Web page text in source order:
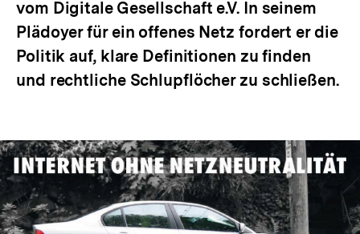
vom Digitale Gesellschaft e.V. In seinem
Plädoyer für ein offenes Netz fordert er die
Politik auf, klare Definitionen zu finden
und rechtliche Schlupflöcher zu schließen.